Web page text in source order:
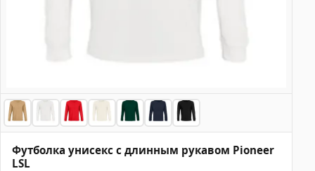
Футболка унисекс с длинным рукавом Pioneer
LSL